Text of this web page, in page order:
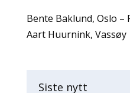
Bente Baklund, Oslo –
Aart Huurnink, Vassøy
Siste nytt